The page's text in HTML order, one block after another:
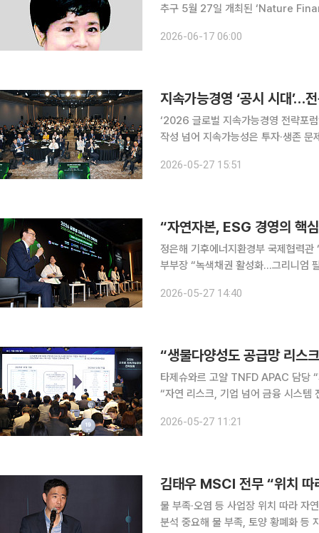
추구 5월 27일 개최된 ‘Nature Finance Forum Korea 2026’은 단순한 ESG(환경·사회·지배
히 인상적이었던 점은 행사 이후 많은
2026-06-17 06:00
‘2026 글로벌 지속가능경영 전략포
작성 넘어 지속가능성은 투자·생존 문제” 환경·사회·지배구조(ESG)가 ‘착한 경영’에서 ‘검
경쟁력을 좌우하는 핵심 변수로 떠오
2026-05-27 15:51
정은해 기후에너지환경부 국제협력
부부장 “녹색채권 활성화…그리니엄
융 투자 판단의 핵심 변수로 부상하면
2026-05-27 14:40
타제슈와르 고얄 TNFD APAC 담당
“자연 리스크, 기업 넘어 금융 시스템
하는 핵심 리스크로 떠오르면서, 기업
2026-05-27 11:21
물 부족·오염 등 사업장 위치 따라 자
분석 중요해 물 부족, 토양 황폐화 등 자연 리스크가 기업을 넘어 금융기관의 투자 리스크로 확산할